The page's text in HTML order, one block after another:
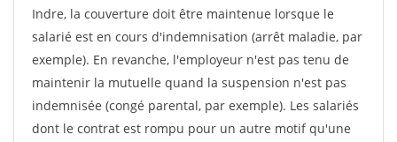
Indre, la couverture doit être maintenue lorsque le
salarié est en cours d'indemnisation (arrêt maladie, par
exemple). En revanche, l'employeur n'est pas tenu de
maintenir la mutuelle quand la suspension n'est pas
indemnisée (congé parental, par exemple). Les salariés
dont le contrat est rompu pour un autre motif qu'une